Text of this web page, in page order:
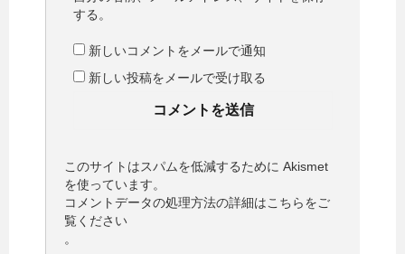
する。
新しいコメントをメールで通知
新しい投稿をメールで受け取る
このサイトはスパムを低減するために Akismet
を使っています。
コメントデータの処理方法の詳細はこちらをご
覧ください
。